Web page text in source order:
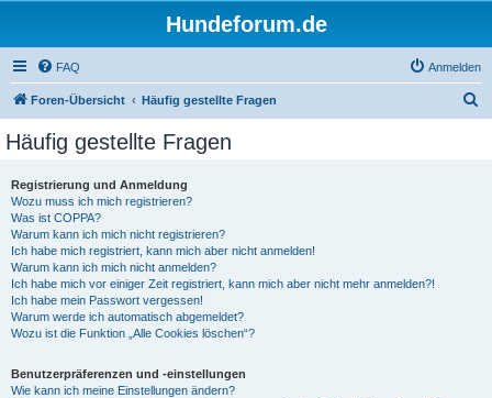
Hundeforum.de
FAQ Anmelden
Foren-Übersicht Häufig gestellte Fragen
Häufig gestellte Fragen
Registrierung und Anmeldung
Wozu muss ich mich registrieren?
Was ist COPPA?
Warum kann ich mich nicht registrieren?
Ich habe mich registriert, kann mich aber nicht anmelden!
Warum kann ich mich nicht anmelden?
Ich habe mich vor einiger Zeit registriert, kann mich aber nicht mehr anmelden?!
Ich habe mein Passwort vergessen!
Warum werde ich automatisch abgemeldet?
Wozu ist die Funktion „Alle Cookies löschen“?
Benutzerpräferenzen und -einstellungen
Wie kann ich meine Einstellungen ändern?